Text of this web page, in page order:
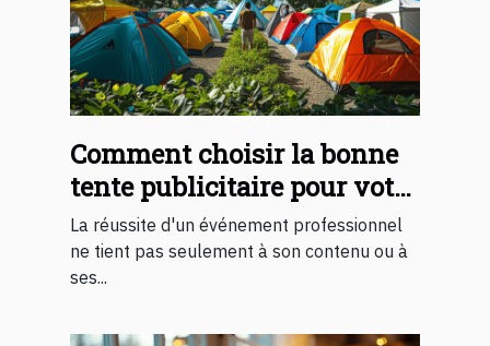
Comment choisir la bonne
tente publicitaire pour votre
événement professionnel
La réussite d'un événement professionnel
ne tient pas seulement à son contenu ou à
ses...